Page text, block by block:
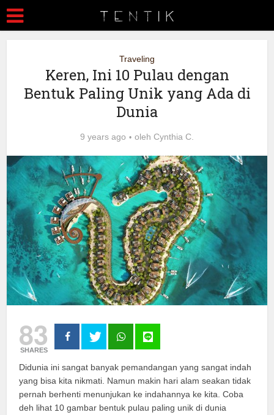
Traveling
Keren, Ini 10 Pulau dengan
Bentuk Paling Unik yang Ada di
Dunia
9 years ago oleh Cynthia C.
83
SHARES
Didunia ini sangat banyak pemandangan yang sangat indah
yang bisa kita nikmati. Namun makin hari alam seakan tidak
pernah berhenti menunjukan ke indahannya ke kita. Coba
deh lihat 10 gambar bentuk pulau paling unik di dunia